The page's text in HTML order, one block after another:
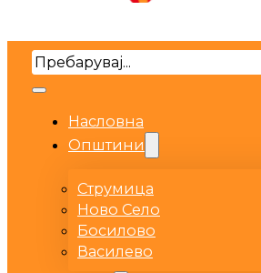
Search
Насловна
Општини
Струмица
Ново Село
Босилово
Василево